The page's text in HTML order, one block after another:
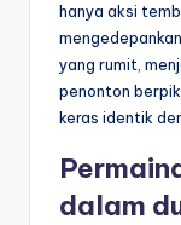
hanya aksi
yang rumit,
penonton
keras identik
dalam